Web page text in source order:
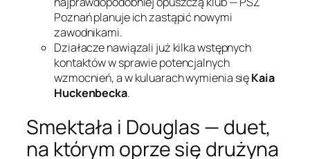
Poznań planuje ich zastąpić nowymi
zawodnikami.
Działacze nawiązali już kilka wstępnych
kontaktów w sprawie potencjalnych
wzmocnień, a w kuluarach wymienia sięKaia
Huckenbecka.
Smektała i Douglas — duet,
na którym oprze się drużyna